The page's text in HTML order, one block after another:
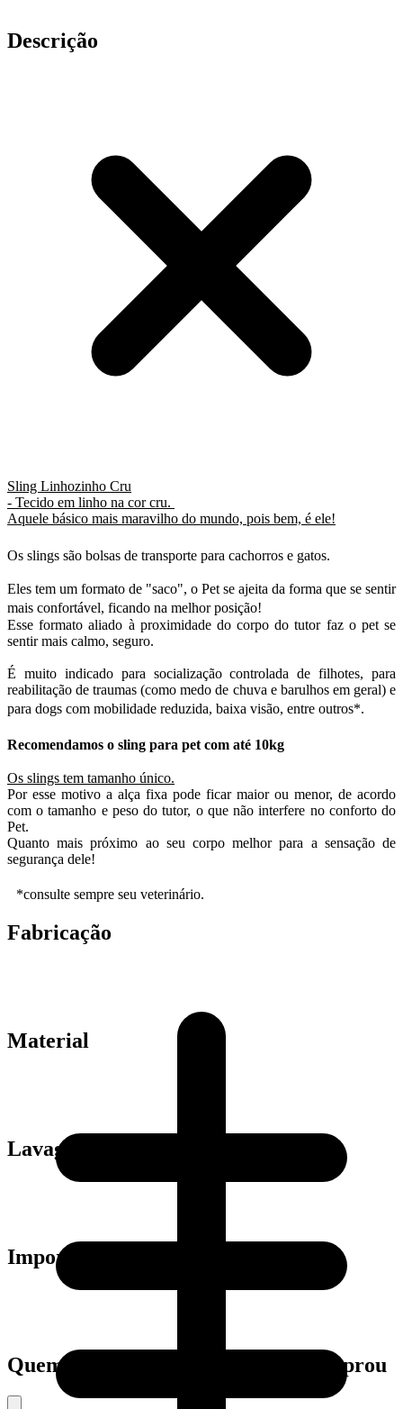
Descrição
Sling Linhozinho Cru
- Tecido em linho na cor cru.
Aquele básico mais maravilho do mundo, pois bem, é ele!
Os slings são bolsas de transporte para cachorros e gatos.
Eles tem um formato de "saco", o Pet se ajeita da forma que se sentir
mais confortável, ficando na melhor posição!
Esse formato aliado à proximidade do corpo do tutor faz o pet se
sentir mais calmo, seguro.
É muito indicado para socialização controlada de filhotes, para
reabilitação de traumas (como medo de chuva e barulhos em geral) e
para dogs com mobilidade reduzida, baixa visão, entre outros*.
Recomendamos o sling para pet com até 10kg
Os slings tem tamanho único.
Por esse motivo a alça fixa pode ficar maior ou menor, de acordo
com o tamanho e peso do tutor, o que não interfere no conforto do
Pet.
Quanto mais próximo ao seu corpo melhor para a sensação de
segurança dele!
*consulte sempre seu veterinário.
Fabricação
Material
Lavagem
Importante:
Quem viu este produto também comprou